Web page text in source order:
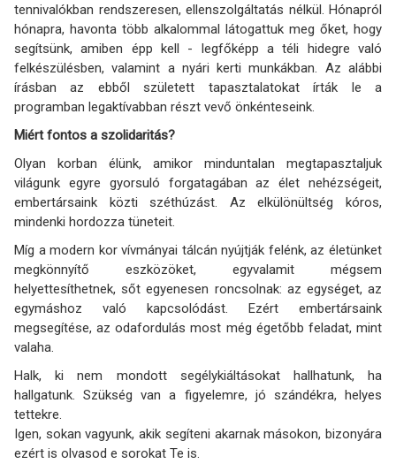
tennivalókban rendszeresen, ellenszolgáltatás nélkül. Hónapról
hónapra, havonta több alkalommal látogattuk meg őket, hogy
segítsünk, amiben épp kell - legfőképp a téli hidegre való
felkészülésben, valamint a nyári kerti munkákban. Az alábbi
írásban az ebből született tapasztalatokat írták le a
programban legaktívabban részt vevő önkénteseink.
Miért fontos a szolidaritás?
Olyan korban élünk, amikor minduntalan megtapasztaljuk
világunk egyre gyorsuló forgatagában az élet nehézségeit,
embertársaink közti széthúzást. Az elkülönültség kóros,
mindenki hordozza tüneteit.
Míg a modern kor vívmányai tálcán nyújtják felénk, az életünket
megkönnyítő eszközöket, egyvalamit mégsem
helyettesíthetnek, sőt egyenesen roncsolnak: az egységet, az
egymáshoz való kapcsolódást. Ezért embertársaink
megsegítése, az odafordulás most még égetőbb feladat, mint
valaha.
Halk, ki nem mondott segélykiáltásokat hallhatunk, ha
hallgatunk. Szükség van a figyelemre, jó szándékra, helyes
tettekre.
Igen, sokan vagyunk, akik segíteni akarnak másokon, bizonyára
ezért is olvasod e sorokat Te is.